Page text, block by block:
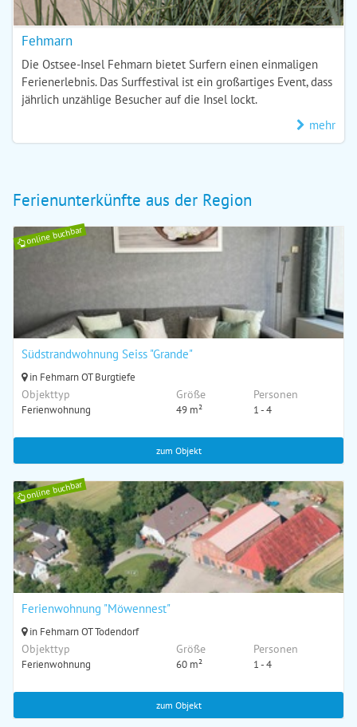
Fehmarn
Die Ostsee-Insel Fehmarn bietet Surfern einen einmaligen
Ferienerlebnis. Das Surffestival ist ein großartiges Event, dass
jährlich unzählige Besucher auf die Insel lockt.
mehr
Ferienunterkünfte aus der Region
online buchbar
Südstrandwohnung Seiss "Grande"
in Fehmarn OT Burgtiefe
Objekttyp
Ferienwohnung
Größe
49 m²
Personen
1 - 4
zum Objekt
online buchbar
Ferienwohnung "Möwennest"
in Fehmarn OT Todendorf
Objekttyp
Ferienwohnung
Größe
60 m²
Personen
1 - 4
zum Objekt